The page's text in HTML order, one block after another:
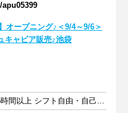
apu05399
オープニング♪＜9/4～9/6＞
キャビア販売♪池袋
週2日以上 1日7.5時間以上 シフト自由・自己申告